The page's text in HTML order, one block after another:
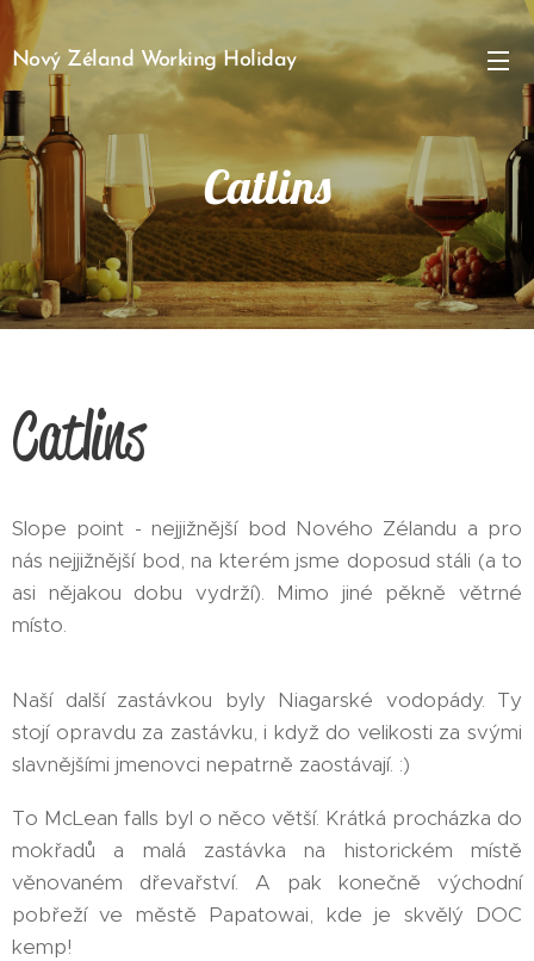
Nový Zéland Working Holiday
Catlins
Catlins
Slope point - nejjižnější bod Nového Zélandu a pro
nás nejjižnější bod, na kterém jsme doposud stáli (a to
asi nějakou dobu vydrží). Mimo jiné pěkně větrné
místo.
Naší další zastávkou byly Niagarské vodopády. Ty
stojí opravdu za zastávku, i když do velikosti za svými
slavnějšími jmenovci nepatrně zaostávají. :)
To McLean falls byl o něco větší. Krátká procházka do
mokřadů a malá zastávka na historickém místě
věnovaném dřevařství. A pak konečně východní
pobřeží ve městě Papatowai, kde je skvělý DOC
kemp!